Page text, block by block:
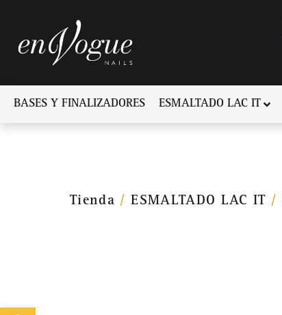
BASES Y FINALIZADORES ESMALTADO LAC IT
Tienda /ESMALTADO LAC IT /